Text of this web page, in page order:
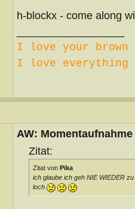
h-blockx - come along
I love your
I love everything
AW: Momentaufnahme
Zitat:
Zitat von Pika
ich glaube ich geh NIE WIEDER
loch